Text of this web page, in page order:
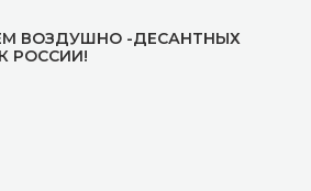
ВОЗДУШНО -ДЕСАНТНЫХ
РОССИИ!